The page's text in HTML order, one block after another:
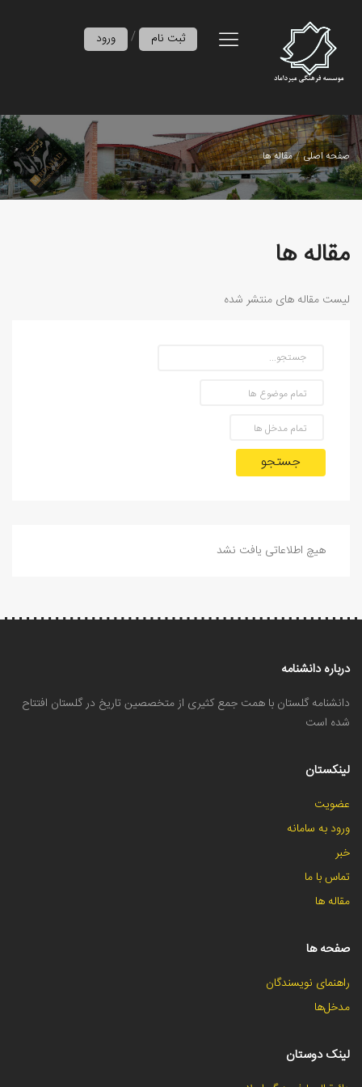
ورود / ثبت نام
صفحه اصلی مقاله ها
مقاله ها
لیست مقاله های منتشر شده
جستجو
هیچ اطلاعاتی یافت نشد
درباره دانشنامه
دانشنامه گلستان با همت جمع کثیری از متخصصین تاریخ در گلستان افتتاح
شده است
لینکستان
عضویت
ورود به سامانه
خبر
تماس با ما
مقاله ها
صفحه ها
راهنمای نویسندگان
مدخل‌ها
لینک دوستان